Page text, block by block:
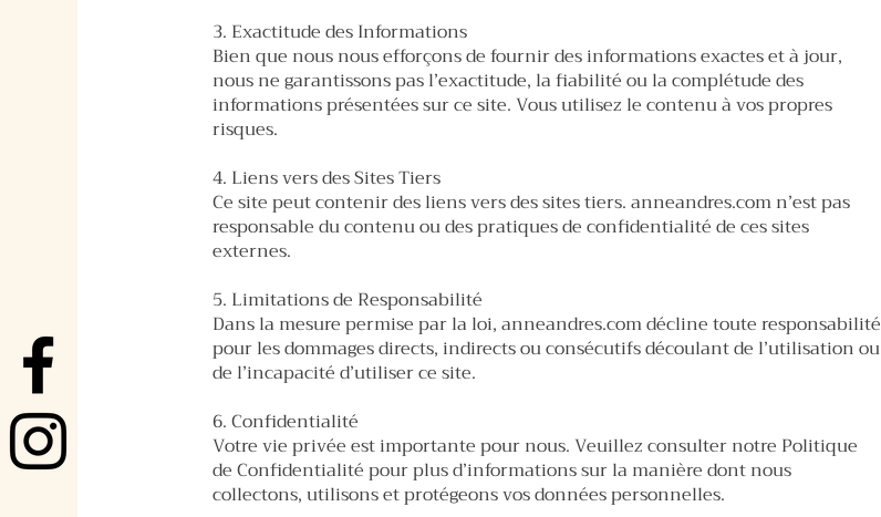
3. Exactitude des Informations
Bien que nous nous efforçons de fournir des informations exactes et à jour,
nous ne garantissons pas l’exactitude, la fiabilité ou la complétude des
informations présentées sur ce site. Vous utilisez le contenu à vos propres
risques.
4. Liens vers des Sites Tiers
Ce site peut contenir des liens vers des sites tiers. anneandres.com n’est pas
responsable du contenu ou des pratiques de confidentialité de ces sites
externes.
5. Limitations de Responsabilité
Dans la mesure permise par la loi, anneandres.com décline toute responsabilité
pour les dommages directs, indirects ou consécutifs découlant de l’utilisation ou
de l’incapacité d’utiliser ce site.
6. Confidentialité
Votre vie privée est importante pour nous. Veuillez consulter notre Politique
de Confidentialité pour plus d’informations sur la manière dont nous
collectons, utilisons et protégeons vos données personnelles.